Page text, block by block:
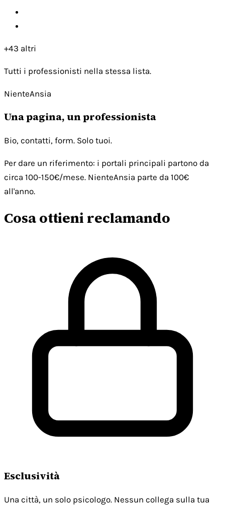
+43 altri
Tutti i professionisti nella stessa lista.
NienteAnsia
Una pagina, un professionista
Bio, contatti, form. Solo tuoi.
Per dare un riferimento: i portali principali partono da
circa 100-150€/mese. NienteAnsia parte da 100€
all'anno.
Cosa ottieni reclamando
Esclusività
Una città, un solo psicologo. Nessun collega sulla tua